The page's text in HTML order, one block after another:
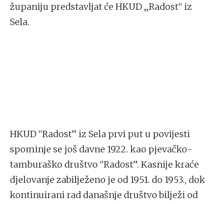
županiju predstavljat će HKUD „Radost“ iz
Sela.
HKUD “Radost” iz Sela prvi put u povijesti
spominje se još davne 1922. kao pjevačko-
tamburaško društvo “Radost”. Kasnije kraće
djelovanje zabilježeno je od 1951. do 1953., dok
kontinuirani rad današnje društvo bilježi od